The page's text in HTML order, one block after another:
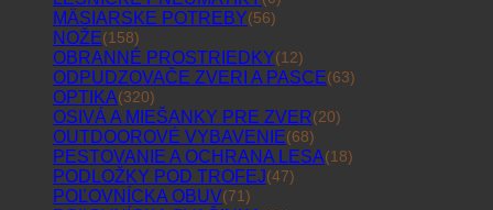
MÄSIARSKE POTREBY(56)
NOŽE(158)
OBRANNÉ PROSTRIEDKY(12)
ODPUDZOVAČE ZVERI A PASCE(63)
OPTIKA(320)
OSIVÁ A MIEŠANKY PRE ZVER(20)
OUTDOOROVÉ VYBAVENIE(68)
PESTOVANIE A OCHRANA LESA(18)
PODLOŽKY POD TROFEJ(47)
POĽOVNÍCKA OBUV(71)